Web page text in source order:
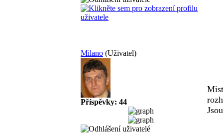
Milano (Uživatel)
Příspěvky: 44